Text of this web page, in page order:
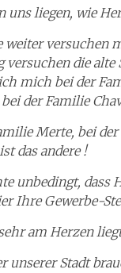
uns liegen, wie
weiter versuchen
die alte
mich bei der
der Familie
Merte, bei
das andere !
unbedingt, dass
Ihre Gewerbe-
am Herzen
unserer Stadt